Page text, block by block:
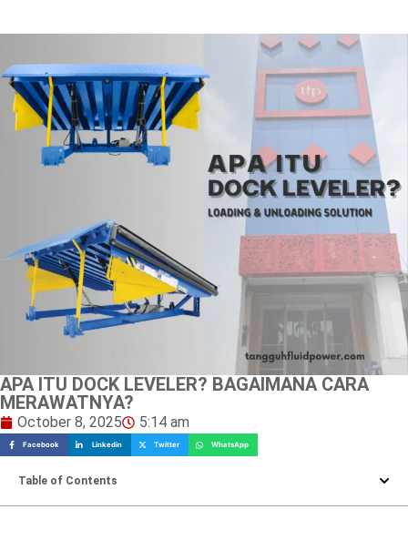
APA ITU DOCK LEVELER? BAGAIMANA CARA
MERAWATNYA?
October 8, 2025 5:14 am
Facebook Linkedin Twitter WhatsApp
Table of Contents